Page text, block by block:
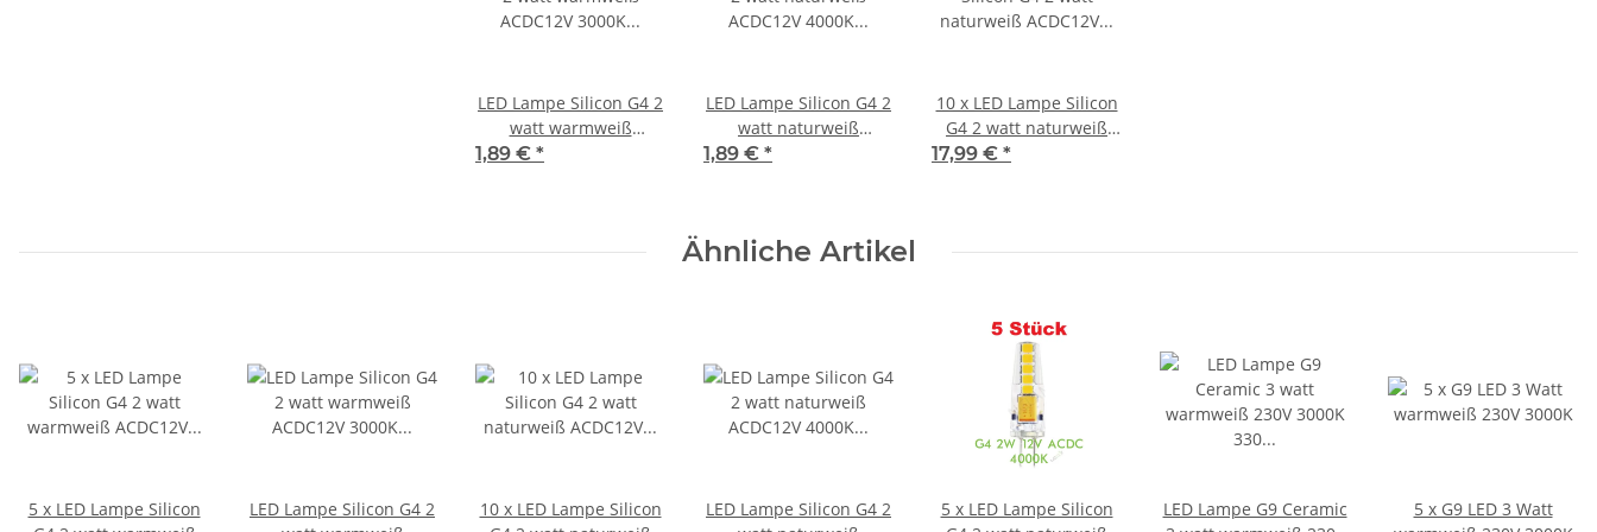
LED Lampe Silicon G4 2
watt warmweiß
ACDC12V 3000K 200
1,89 € *
LED Lampe Silicon G4 2
watt naturweiß
ACDC12V 4000K 200
1,89 € *
10 x LED Lampe Silicon
G4 2 watt naturweiß
ACDC12V 4000K 200
17,99 € *
Ähnliche Artikel
5 x LED Lampe Silicon
LED Lampe Silicon G4 2
10 x LED Lampe Silicon
LED Lampe Silicon G4 2
5 x LED Lampe Silicon
LED Lampe G9 Ceramic
5 x G9 LED 3 Watt